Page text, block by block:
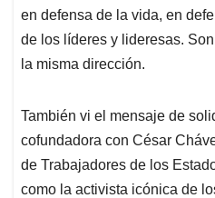
en defensa de la vida, en
de los líderes y lideresas.
la misma dirección.
También vi el mensaje de
cofundadora con César
de Trabajadores de los
como la activista icónica de